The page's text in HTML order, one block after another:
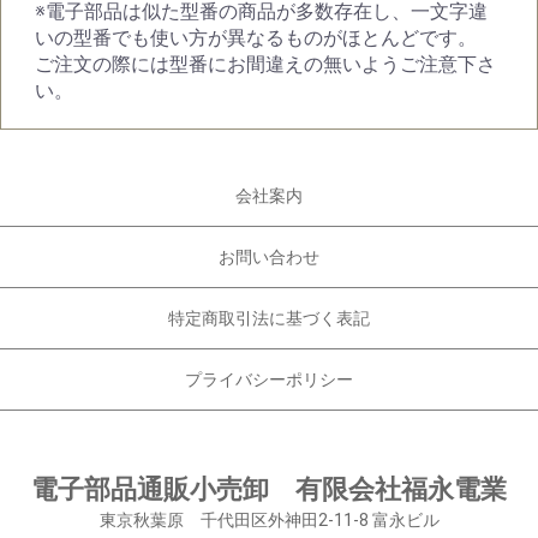
※電子部品は似た型番の商品が多数存在し、一文字違
いの型番でも使い方が異なるものがほとんどです。
ご注文の際には型番にお間違えの無いようご注意下さ
い。
会社案内
お問い合わせ
特定商取引法に基づく表記
プライバシーポリシー
電子部品通販小売卸 有限会社福永電業
東京秋葉原 千代田区外神田2-11-8 富永ビル